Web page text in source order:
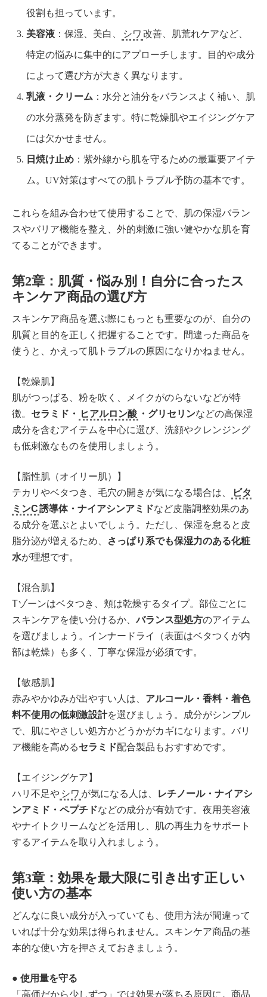
役割も担っています。
美容液 ：保湿、美白、 シワ 改善、肌荒れケアなど、
特定の悩みに集中的にアプローチします。目的や成分
によって選び方が大きく異なります。
乳液・クリーム ：水分と油分をバランスよく補い、肌
の水分蒸発を防ぎます。特に乾燥肌やエイジングケア
には欠かせません。
日焼け止め ：紫外線から肌を守るための最重要アイテ
ム。UV対策はすべての肌トラブル予防の基本です。
これらを組み合わせて使用することで、肌の保湿バラン
スやバリア機能を整え、外的刺激に強い健やかな肌を育
てることができます。
第2章：肌質・悩み別！自分に合ったス
キンケア商品の選び方
スキンケア商品を選ぶ際にもっとも重要なのが、自分の
肌質と目的を正しく把握することです。間違った商品を
使うと、かえって肌トラブルの原因になりかねません。
【乾燥肌】
肌がつっぱる、粉を吹く、メイクがのらないなどが特
徴。 セラミド・ ヒアルロン酸 ・グリセリンなどの高保湿
成分を含むアイテムを中心に選び、洗顔やクレンジング
も低刺激なものを使用しましょう。
【脂性肌（オイリー肌）】
テカリやベタつき、毛穴の開きが気になる場合は、
ビタ
ミンC誘導体・ナイアシンアミドなど皮脂調整効果のあ
る成分を選ぶとよいでしょう。ただし、保湿を怠ると皮
脂分泌が増えるため、
さっぱり系でも保湿力のある化粧
水が理想です。
【混合肌】
Tゾーンはベタつき、頬は乾燥するタイプ。部位ごとに
スキンケアを使い分けるか、バランス型処方のアイテム
を選びましょう。インナードライ（表面はベタつくが内
部は乾燥）も多く、丁寧な保湿が必須です。
【敏感肌】
赤みやかゆみが出やすい人は、 アルコール・香料・着色
料不使用の低刺激設計を選びましょう。成分がシンプル
で、肌にやさしい処方かどうかがカギになります。バリ
ア機能を高めるセラミド配合製品もおすすめです。
【エイジングケア】
ハリ不足や シワ が気になる人は、
レチノール・ナイアシ
ンアミド・ペプチドなどの成分が有効です。夜用美容液
やナイトクリームなどを活用し、肌の再生力をサポート
するアイテムを取り入れましょう。
第3章：効果を最大限に引き出す正しい
使い方の基本
どんなに良い成分が入っていても、使用方法が間違って
いれば十分な効果は得られません。スキンケア商品の基
本的な使い方を押さえておきましょう。
● 使用量を守る
「高価だから少しずつ」では効果が落ちる原因に。商品